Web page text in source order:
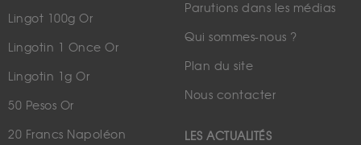
Lingot 100g Or
Lingotin 1 Once Or
Lingotin 1g Or
50 Pesos Or
20 Francs Napoléon
Parutions dans les médias
Qui sommes-nous ?
Plan du site
Nous contacter
LES ACTUALITÉS